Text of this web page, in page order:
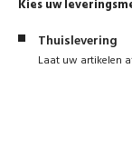
Kies uw
Thuislevering
Laat uw artikelen